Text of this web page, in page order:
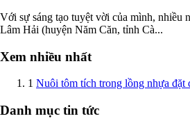
Với sự sáng tạo tuyệt vời của mình, nhiều
Lâm Hải (huyện Năm Căn, tỉnh Cà...
Xem nhiều nhất
1 Nuôi tôm tích trong lồng nhựa đặt
Danh mục tin tức